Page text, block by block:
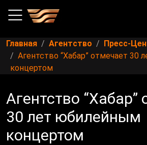
Главная Агентство Пресс-
Агентство “Хабар” отмечает 30
концертом
Агентство “Хабар”
30 лет юбилейным
концертом